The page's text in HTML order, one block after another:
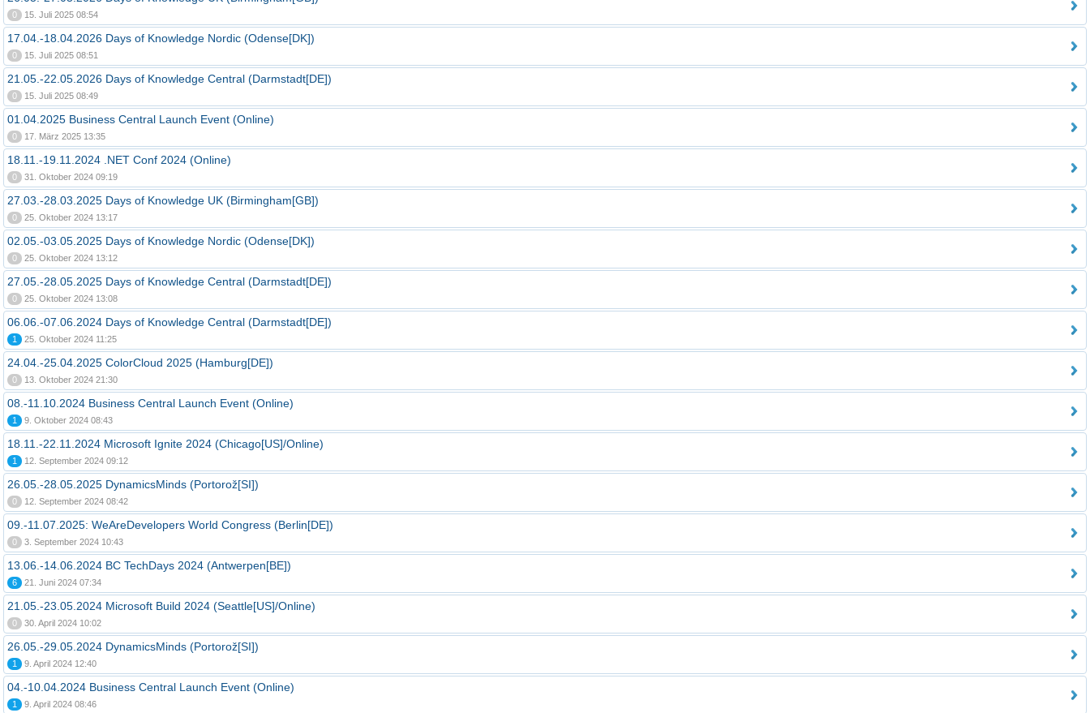
0 15. Juli 2025 08:54
17.04.-18.04.2026 Days of Knowledge Nordic (Odense[DK])
0 15. Juli 2025 08:51
21.05.-22.05.2026 Days of Knowledge Central (Darmstadt[DE])
0 15. Juli 2025 08:49
01.04.2025 Business Central Launch Event (Online)
0 17. März 2025 13:35
18.11.-19.11.2024 .NET Conf 2024 (Online)
0 31. Oktober 2024 09:19
27.03.-28.03.2025 Days of Knowledge UK (Birmingham[GB])
0 25. Oktober 2024 13:17
02.05.-03.05.2025 Days of Knowledge Nordic (Odense[DK])
0 25. Oktober 2024 13:12
27.05.-28.05.2025 Days of Knowledge Central (Darmstadt[DE])
0 25. Oktober 2024 13:08
06.06.-07.06.2024 Days of Knowledge Central (Darmstadt[DE])
1 25. Oktober 2024 11:25
24.04.-25.04.2025 ColorCloud 2025 (Hamburg[DE])
0 13. Oktober 2024 21:30
08.-11.10.2024 Business Central Launch Event (Online)
1 9. Oktober 2024 08:43
18.11.-22.11.2024 Microsoft Ignite 2024 (Chicago[US]/Online)
1 12. September 2024 09:12
26.05.-28.05.2025 DynamicsMinds (Portorož[SI])
0 12. September 2024 08:42
09.-11.07.2025: WeAreDevelopers World Congress (Berlin[DE])
0 3. September 2024 10:43
13.06.-14.06.2024 BC TechDays 2024 (Antwerpen[BE])
6 21. Juni 2024 07:34
21.05.-23.05.2024 Microsoft Build 2024 (Seattle[US]/Online)
0 30. April 2024 10:02
26.05.-29.05.2024 DynamicsMinds (Portorož[SI])
1 9. April 2024 12:40
04.-10.04.2024 Business Central Launch Event (Online)
1 9. April 2024 08:46